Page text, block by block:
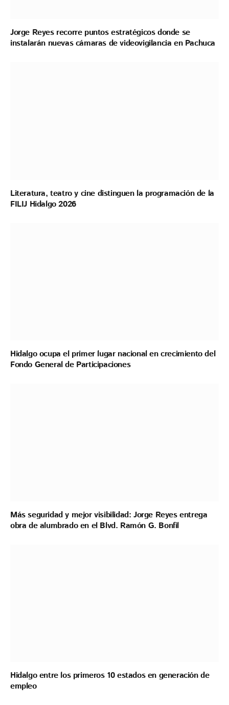
Jorge Reyes recorre puntos estratégicos donde se
instalarán nuevas cámaras de videovigilancia en Pachuca
Literatura, teatro y cine distinguen la programación de la
FILIJ Hidalgo 2026
Hidalgo ocupa el primer lugar nacional en crecimiento del
Fondo General de Participaciones
Más seguridad y mejor visibilidad: Jorge Reyes entrega
obra de alumbrado en el Blvd. Ramón G. Bonfil
Hidalgo entre los primeros 10 estados en generación de
empleo